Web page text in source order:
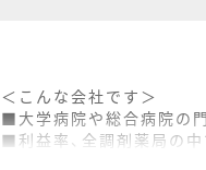
＜こんな会社です＞
■大学病院や総合病院の
■利益率、全調剤薬局の